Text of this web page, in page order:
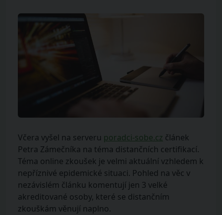
Včera vyšel na serveru poradci-sobe.cz článek
Petra Zámečníka na téma distančních certifikací.
Téma online zkoušek je velmi aktuální vzhledem k
nepříznivé epidemické situaci. Pohled na věc v
nezávislém článku komentují jen 3 velké
akreditované osoby, které se distančním
zkouškám věnují naplno.